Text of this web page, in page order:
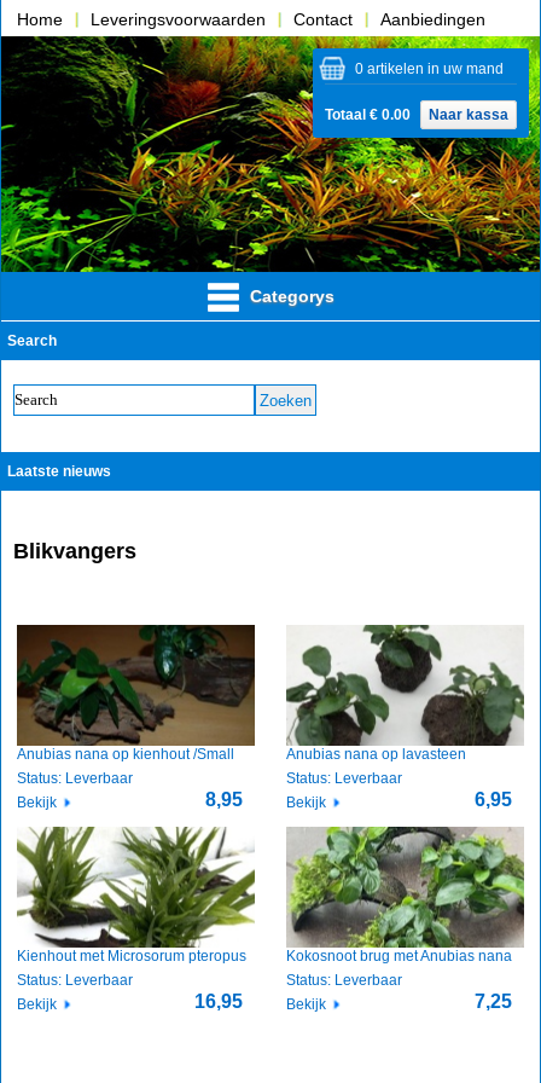
Home Leveringsvoorwaarden Contact
Aanbiedingen
Over ons
Categorys
Search
Laatste nieuws
0 artikelen in uw mand
Totaal € 0.00 Naar kassa
Blikvangers
Anubias nana op kienhout /Small
8,95
Status: Leverbaar
Bekijk
Anubias nana op lavasteen
6,95
Status: Leverbaar
Bekijk
Kienhout met Microsorum pteropus
16,95
Status: Leverbaar
Bekijk
Kokosnoot brug met Anubias nana
7,25
Status: Leverbaar
Bekijk